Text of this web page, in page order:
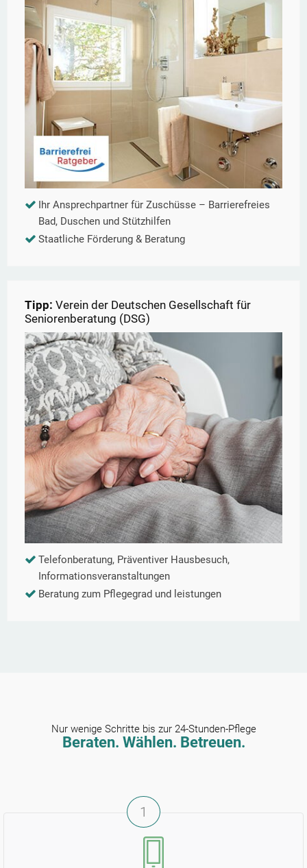
Ihr Ansprechpartner für Zuschüsse – Barrierefreies
Bad, Duschen und Stützhilfen
Staatliche Förderung & Beratung
Tipp: Verein der Deutschen Gesellschaft für
Seniorenberatung (DSG)
Telefonberatung, Präventiver Hausbesuch,
Informationsveranstaltungen
Beratung zum Pflegegrad und leistungen
Nur wenige Schritte bis zur 24-Stunden-Pflege
Beraten. Wählen. Betreuen.
1